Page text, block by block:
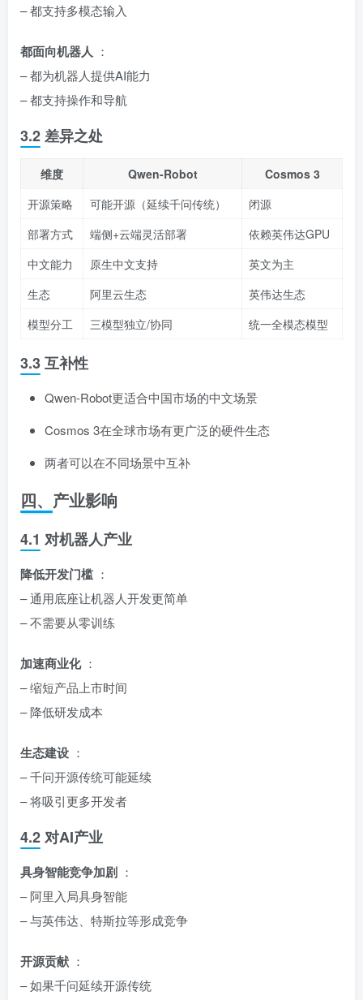
– 都支持多模态输入
都面向机器人 ：
– 都为机器人提供AI能力
– 都支持操作和导航
3.2 差异之处
维度 Qwen-Robot
Cosmos 3
开源策略
可能开源（延续千问传统）
闭源
部署方式
端侧+云端灵活部署
依赖英伟达GPU
中文能力
原生中文支持
英文为主
生态
阿里云生态
英伟达生态
模型分工
三模型独立/协同 统一全模态模型
3.3 互补性
Qwen-Robot更适合中国市场的中文场景
Cosmos 3在全球市场有更广泛的硬件生态
两者可以在不同场景中互补
四、产业影响
4.1 对机器人产业
降低开发门槛 ：
– 通用底座让机器人开发更简单
– 不需要从零训练
加速商业化 ：
– 缩短产品上市时间
– 降低研发成本
生态建设 ：
– 千问开源传统可能延续
– 将吸引更多开发者
4.2 对AI产业
具身智能竞争加剧 ：
– 阿里入局具身智能
– 与英伟达、特斯拉等形成竞争
开源贡献 ：
– 如果千问延续开源传统